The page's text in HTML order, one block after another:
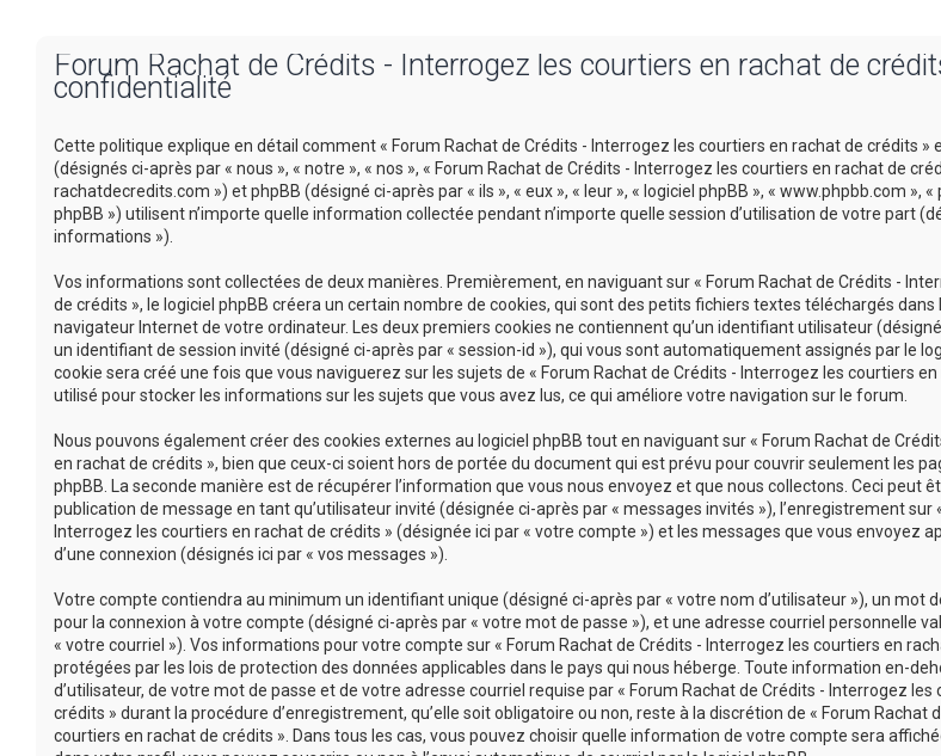
Forum Rachat de Crédits - Interrogez les courtiers en rachat de
confidentialité
Cette politique explique en détail comment « Forum Rachat de Crédits - Interrogez les courtiers en rachat de crédits »
(désignés ci-après par « nous », « notre », « nos », « Forum Rachat de Crédits - Interrogez les courtiers en rachat de
rachatdecredits.com ») et phpBB (désigné ci-après par « ils », « eux », « leur », « logiciel phpBB », « www.phpbb.com », «
phpBB ») utilisent n’importe quelle information collectée pendant n’importe quelle session d’utilisation de votre part
informations »).
Vos informations sont collectées de deux manières. Premièrement, en naviguant sur « Forum Rachat de Crédits -
de crédits », le logiciel phpBB créera un certain nombre de cookies, qui sont des petits fichiers textes téléchargés
navigateur Internet de votre ordinateur. Les deux premiers cookies ne contiennent qu’un identifiant utilisateur
un identifiant de session invité (désigné ci-après par « session-id »), qui vous sont automatiquement assignés par le
cookie sera créé une fois que vous naviguerez sur les sujets de « Forum Rachat de Crédits - Interrogez les courtiers
utilisé pour stocker les informations sur les sujets que vous avez lus, ce qui améliore votre navigation sur le forum.
Nous pouvons également créer des cookies externes au logiciel phpBB tout en naviguant sur « Forum Rachat de
en rachat de crédits », bien que ceux-ci soient hors de portée du document qui est prévu pour couvrir seulement les
phpBB. La seconde manière est de récupérer l’information que vous nous envoyez et que nous collectons. Ceci peut
publication de message en tant qu’utilisateur invité (désignée ci-après par « messages invités »), l’enregistrement sur
Interrogez les courtiers en rachat de crédits » (désignée ici par « votre compte ») et les messages que vous envoyez
d’une connexion (désignés ici par « vos messages »).
Votre compte contiendra au minimum un identifiant unique (désigné ci-après par « votre nom d’utilisateur »), un mot
pour la connexion à votre compte (désigné ci-après par « votre mot de passe »), et une adresse courriel personnelle
« votre courriel »). Vos informations pour votre compte sur « Forum Rachat de Crédits - Interrogez les courtiers en
protégées par les lois de protection des données applicables dans le pays qui nous héberge. Toute information en-
d’utilisateur, de votre mot de passe et de votre adresse courriel requise par « Forum Rachat de Crédits - Interrogez les
crédits » durant la procédure d’enregistrement, qu’elle soit obligatoire ou non, reste à la discrétion de « Forum Rachat
courtiers en rachat de crédits ». Dans tous les cas, vous pouvez choisir quelle information de votre compte sera